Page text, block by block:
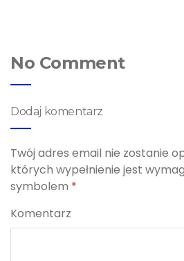
No Comment
Dodaj komentarz
Twój adres email nie zostanie
których wypełnienie jest
symbolem *
Komentarz